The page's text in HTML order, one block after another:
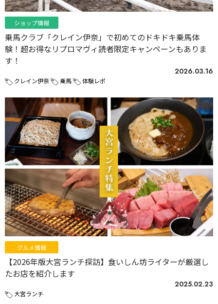
ショップ情報
乗馬クラブ「クレイン伊奈」で初めてのドキドキ乗馬体
験！超お得なリプロマヴィ読者限定キャンペーンもありま
す！
2026.03.16
クレイン伊奈 乗馬 体験レポ
グルメ情報
【2026年版大宮ランチ探訪】食いしん坊ライターが厳選し
たお店を紹介します
2025.02.23
大宮ランチ